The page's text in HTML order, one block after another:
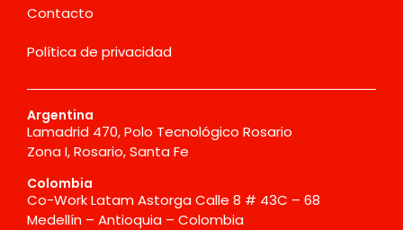
Contacto
Política de privacidad
Argentina
Lamadrid 470, Polo Tecnológico Rosario
Zona I, Rosario, Santa Fe
Colombia
Co-Work Latam Astorga Calle 8 # 43C – 68
Medellín – Antioquia – Colombia